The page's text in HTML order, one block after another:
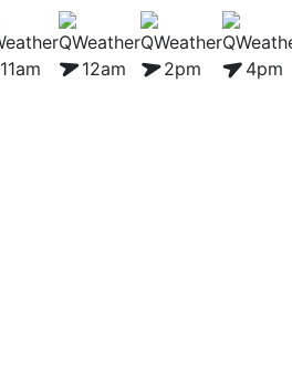
11am 12am 2pm 4pm